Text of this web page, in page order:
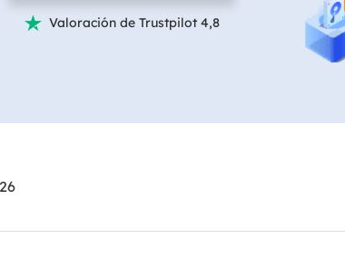
particiones eliminadas o perdidas.
correo electrónico de Outlook.
Recovery
 Valoración de Trustpilot 4,8